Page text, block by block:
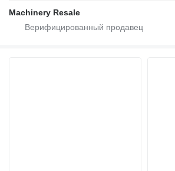
Machinery Resale